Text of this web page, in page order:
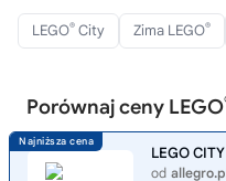
LEGO® City Zima LEGO®
Porównaj ceny LEGO
LEGO
od